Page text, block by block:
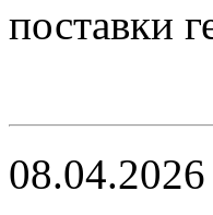
поставки
08.04.2026